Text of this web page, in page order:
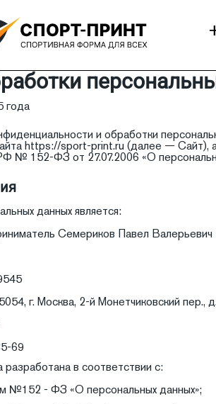
года
и обработки
https://sport-print.ru (далее — Сайт),
№ 152-ФЗ от 27.07.2006 «О
данных является:
Семериков Павел Валерьевич
г. Москва, 2-й Монетчиковский пер.,
69
в соответствии с:
№152 - ФЗ «О персональных данных»;